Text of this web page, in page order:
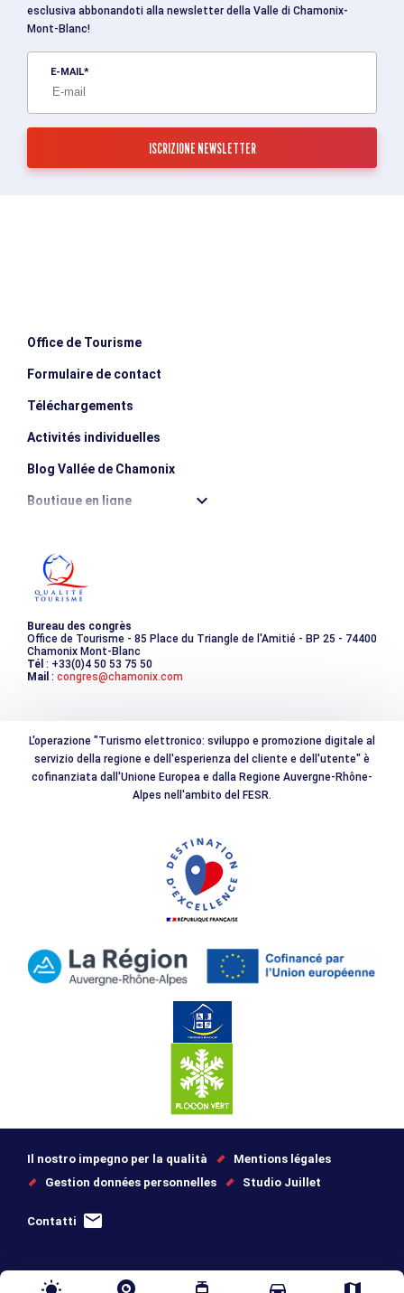
esclusiva abbonandoti alla newsletter della Valle di Chamonix-
Mont-Blanc!
E-MAIL
Office de Tourisme
Formulaire de contact
Téléchargements
Activités individuelles
Blog Vallée de Chamonix
Boutique en ligne
Les incontournables
Photothèque
Bureau des congrès
Office de Tourisme - 85 Place du Triangle de l'Amitié - BP 25 - 74400
Chamonix Mont-Blanc
Tél : +33(0)4 50 53 75 50
Mail : congres@chamonix.com
L'operazione "Turismo elettronico: sviluppo e promozione digitale al
servizio della regione e dell'esperienza del cliente e dell'utente" è
cofinanziata dall'Unione Europea e dalla Regione Auvergne-Rhône-
Alpes nell'ambito del FESR.
Il nostro impegno per la qualità
Mentions légales
Gestion données personnelles
Studio Juillet
Contatti